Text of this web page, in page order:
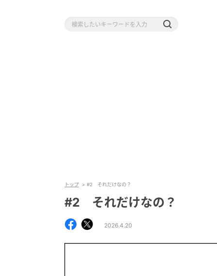
トップ #2 それだけなの？
#2 それだけなの？
2026.4.20